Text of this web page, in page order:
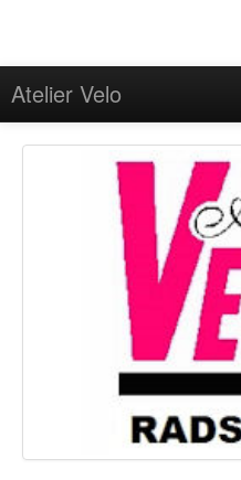
Atelier Velo
Impressum/
Datenschutzerklärung